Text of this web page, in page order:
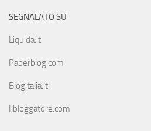
SEGNALATO SU
Liquida.it
Paperblog.com
Blogitalia.it
Ilbloggatore.com